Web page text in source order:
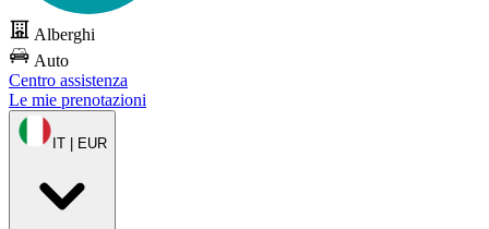
Alberghi
Auto
Centro assistenza
Le mie prenotazioni
IT | EUR